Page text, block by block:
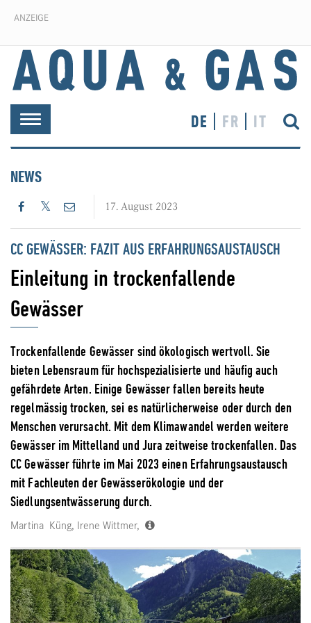
ANZEIGE
Toggle
navigation
DE FR IT
NEWS
17. August 2023
CC GEWÄSSER: FAZIT AUS ERFAHRUNGSAUSTAUSCH
Einleitung in trockenfallende
Gewässer
Trockenfallende Gewässer sind ökologisch wertvoll. Sie
bieten Lebensraum für hochspezialisierte und häufig auch
gefährdete Arten. Einige Gewässer fallen bereits heute
regelmässig trocken, sei es natürlicherweise oder durch den
Menschen verursacht. Mit dem Klimawandel werden weitere
Gewässer im Mittelland und Jura zeitweise trockenfallen. Das
CC Gewässer führte im Mai 2023 einen Erfahrungsaustausch
mit Fachleuten der Gewässerökologie und der
Siedlungsentwässerung durch.
Martina Küng, Irene Wittmer,